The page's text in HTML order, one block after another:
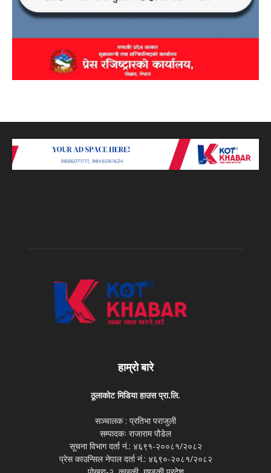
हाम्रो बारे
ठूलाकोट मिडिया हाउस प्रा.लि.
सञ्चालक : प्रतिभा पराजुली
सम्पादकः राजाराम पौडेल
सूचना विभाग दर्ता नं.: ४६९१-२००८१/२०८२
प्रेस काउन्सिल नेपाल दर्ता नं.: ४६९०-२०८१/२०८२